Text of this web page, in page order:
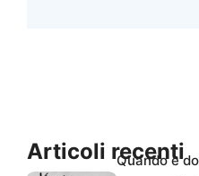
Articoli recenti
Quando e